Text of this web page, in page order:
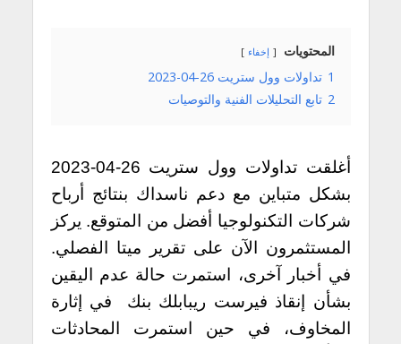
المحتويات إخفاء
1 تداولات وول ستريت 26-04-2023
2 تابع التحليلات الفنية والتوصيات
أغلقت تداولات وول ستريت 26-04-2023
بشكل متباين مع دعم ناسداك بنتائج أرباح
شركات التكنولوجيا أفضل من المتوقع. يركز
المستثمرون الآن على تقرير ميتا الفصلي.
في أخبار آخرى، استمرت حالة عدم اليقين
بشأن إنقاذ فيرست ريبابلك بنك في إثارة
المخاوف، في حين استمرت المحادثات